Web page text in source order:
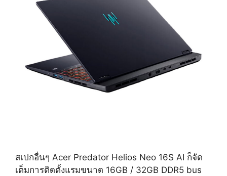
สเปกอื่นๆ Acer Predator Helios Neo 16S AI ก็จัด
เต็มการติดตั้งแรมขนาด 16GB / 32GB DDR5 bus